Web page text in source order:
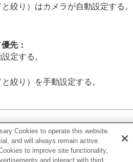
（連写/セルフタイマー）
能
を撮影する
する
/動画）
設定する
絞り）はカメラが自動設定する。
優先：
定する。
絞り）を手動設定する。
Cookies to operate this website.
and will always remain active.
to improve site functionality,
and interact with third